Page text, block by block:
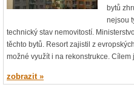
bytů
nejsou
technický stav nemovitostí.
těchto bytů. Resort zajistil z
možné využít i na rekonstrukce. Cílem
zobrazit »